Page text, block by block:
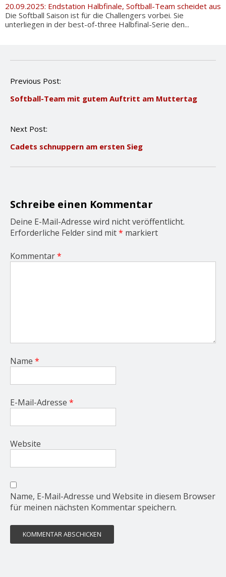
20.09.2025: Endstation Halbfinale, Softball-Team scheidet aus
Die Softball Saison ist für die Challengers vorbei. Sie
unterliegen in der best-of-three Halbfinal-Serie den...
P
s
a
i
o
Previous Post:
Softball-Team mit gutem Auftritt am Muttertag
Next Post:
Cadets schnuppern am ersten Sieg
Schreibe einen Kommentar
Deine E-Mail-Adresse wird nicht veröffentlicht.
Erforderliche Felder sind mit* markiert
Kommentar*
Name *
E-Mail-Adresse *
Website
Name, E-Mail-Adresse und Website in diesem Browser
für meinen nächsten Kommentar speichern.